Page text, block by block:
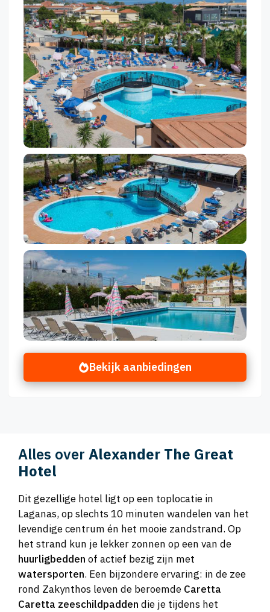
Bekijk aanbiedingen
Alles over Alexander The Great
Hotel
Dit gezellige hotel ligt op een toplocatie in
Laganas, op slechts 10 minuten wandelen van het
levendige centrum én het mooie zandstrand. Op
het strand kun je lekker zonnen op een van de
huurligbedden of actief bezig zijn met
watersporten. Een bijzondere ervaring: in de zee
rond Zakynthos leven de beroemde Caretta
Caretta zeeschildpadden die je tijdens het